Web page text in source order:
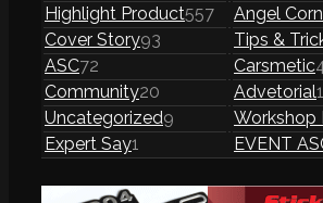
Highlight Product557 Angel
Cover Story93 Tips &
ASC72 Carsmetic
Community20 Advetorial
Uncategorized9 Workshop
Expert Say1 EVENT